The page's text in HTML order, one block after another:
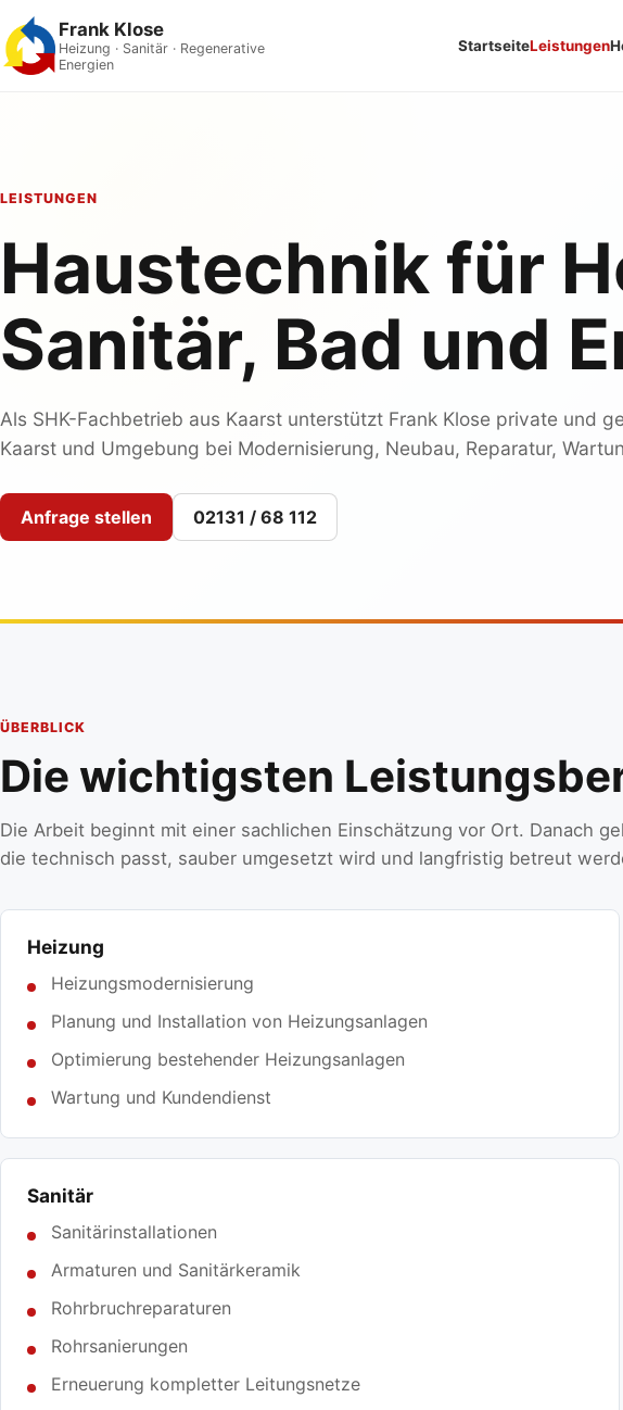
Frank Klose
Heizung · Sanitär · Regenerative
Energien
StartseiteLeistungen
LEISTUNGEN
Haustechnik für
Sanitär, Bad und
Als SHK-Fachbetrieb aus Kaarst unterstützt Frank Klose private und
Kaarst und Umgebung bei Modernisierung, Neubau, Reparatur,
Anfrage stellen 02131 / 68 112
ÜBERBLICK
Die wichtigsten
Die Arbeit beginnt mit einer sachlichen Einschätzung vor Ort. Danach
die technisch passt, sauber umgesetzt wird und langfristig betreut
Heizung
Heizungsmodernisierung
Planung und Installation von Heizungsanlagen
Optimierung bestehender Heizungsanlagen
Wartung und Kundendienst
Sanitär
Sanitärinstallationen
Armaturen und Sanitärkeramik
Rohrbruchreparaturen
Rohrsanierungen
Erneuerung kompletter Leitungsnetze